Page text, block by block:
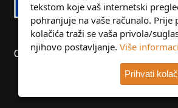
Copyright © Libertas Dubrovnik d.o.o.
Developed by
tekstom koje vaš internetski
pohranjuje na vaše računalo. Prije
kolačića traži se vaša privola/
njihovo postavljanje. Više
Prihvati